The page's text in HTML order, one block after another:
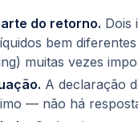
do retorno. Dois
bem
muitas vezes
A declaração
— não há